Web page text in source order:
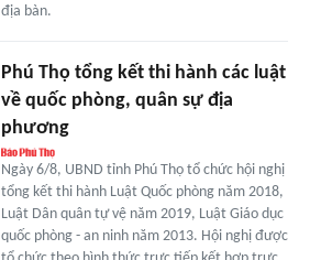
địa bàn.
Phú Thọ tổng kết thi hành các luật
về quốc phòng, quân sự địa
phương
Ngày 6/8, UBND tỉnh Phú Thọ tổ chức hội nghị
tổng kết thi hành Luật Quốc phòng năm 2018,
Luật Dân quân tự vệ năm 2019, Luật Giáo dục
quốc phòng - an ninh năm 2013. Hội nghị được